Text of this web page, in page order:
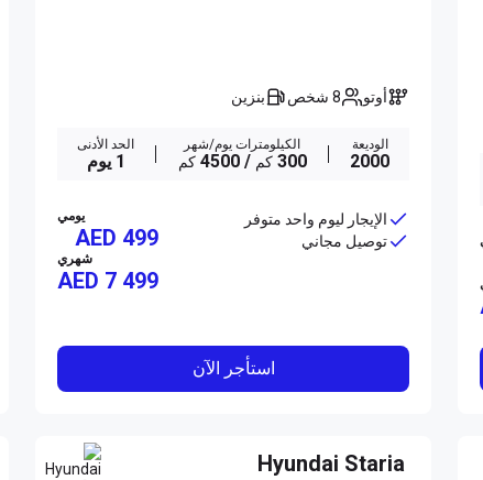
أوتو 8 شخص بنزين
الوديعة
2000
الكيلومترات يوم/شهر
300 كم / 4500 كم
الحد الأدنى
1 يوم
الإيجار ليوم واحد متوفر
توصيل مجاني
يومي
AED 499
شهري
AED 7 499
استأجر الآن
Hyundai Staria